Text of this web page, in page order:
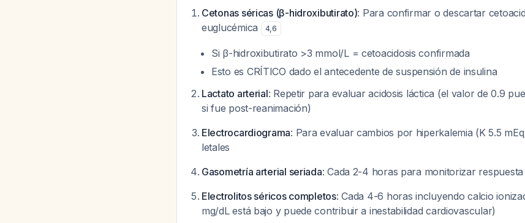
Cetonas séricas (β-hidroxibutirato): Para confirmar o descartar
euglucémica
4,6
Si β-hidroxibutirato >3 mmol/L = cetoacidosis confirmada
Esto es CRÍTICO dado el antecedente de suspensión de insulina
Lactato arterial: Repetir para evaluar acidosis láctica (el valor de 0.9
si fue post-reanimación)
Electrocardiograma: Para evaluar cambios por hiperkalemia (K 5.5
letales
Gasometría arterial seriada: Cada 2-4 horas para monitorizar
Electrolitos séricos completos: Cada 4-6 horas incluyendo calcio
mg/dL está bajo y puede contribuir a inestabilidad cardiovascular)